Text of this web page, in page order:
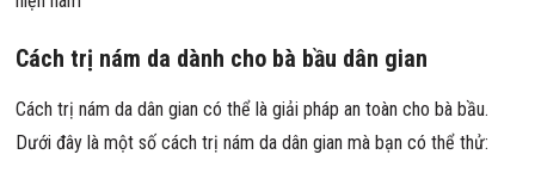
Cách trị nám da dành cho bà bầu dân gian
Cách trị nám da dân gian có thể là giải pháp an toàn cho bà bầu.
Dưới đây là một số cách trị nám da dân gian mà bạn có thể thử: